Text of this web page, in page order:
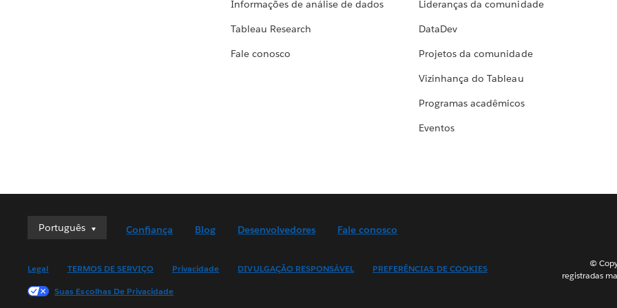
Informações de análise de dados
Tableau Research
Fale conosco
Lideranças da comunidade
DataDev
Projetos da comunidade
Vizinhança do Tableau
Programas acadêmicos
Eventos
Português
Português
English (UK)
English (US)
Confiança Blog Desenvolvedores Fale conosco
Legal TERMOS DE SERVIÇO Privacidade DIVULGAÇÃO RESPONSÁVEL
PREFERÊNCIAS DE COOKIES
Suas Escolhas De Privacidade
©
registradas